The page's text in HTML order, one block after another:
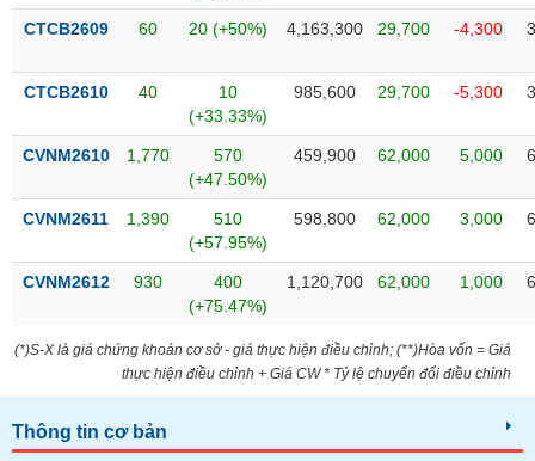
CTCB2609 60 20 (+50%) 4,163,300 29,700 -4,300
CTCB2610 40
10
(+33.33%)
985,600 29,700 -5,300
CVNM2610 1,770
570
(+47.50%)
459,900 62,000 5,000
CVNM2611 1,390
510
(+57.95%)
598,800 62,000 3,000
CVNM2612 930
400
(+75.47%)
1,120,700 62,000 1,000
(*)S-X là giá chứng khoán cơ sở - giá thực hiện điều chỉnh; (**)Hòa vốn = Giá
thực hiện điều chỉnh + Giá CW * Tỷ lệ chuyển đổi điều chỉnh
Thông tin cơ bản
giả
(-)
phân
tích
Thuật
ngữ
vụ